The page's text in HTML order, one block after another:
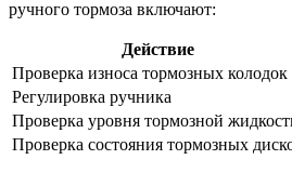
ручного тормоза включают:
Действие
Проверка износа тормозных колодок
Регулировка ручника
Проверка уровня тормозной
Проверка состояния тормозных